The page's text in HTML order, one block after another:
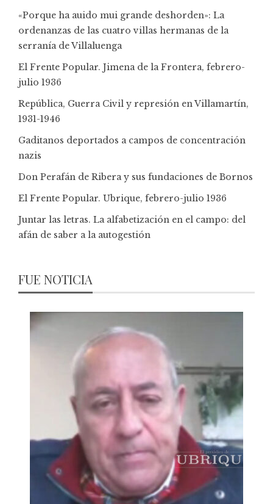
«Porque ha auido mui grande deshorden»: La
ordenanzas de las cuatro villas hermanas de la
serranía de Villaluenga
El Frente Popular. Jimena de la Frontera, febrero-
julio 1936
República, Guerra Civil y represión en Villamartín,
1931-1946
Gaditanos deportados a campos de concentración
nazis
Don Perafán de Ribera y sus fundaciones de Bornos
El Frente Popular. Ubrique, febrero-julio 1936
Juntar las letras. La alfabetización en el campo: del
afán de saber a la autogestión
FUE NOTICIA